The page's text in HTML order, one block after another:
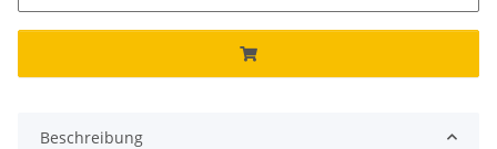
Beschreibung